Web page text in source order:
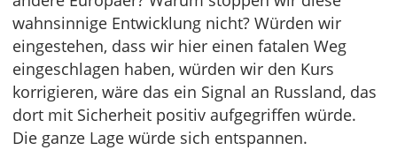
wahnsinnige Entwicklung nicht? Würden wir
eingestehen, dass wir hier einen fatalen Weg
eingeschlagen haben, würden wir den Kurs
korrigieren, wäre das ein Signal an Russland, das
dort mit Sicherheit positiv aufgegriffen würde.
Die ganze Lage würde sich entspannen.